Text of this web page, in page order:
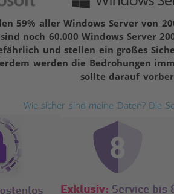
59% aller Windows Server von
noch 60.000 Windows Server
und stellen ein großes
werden die Bedrohungen
sollte darauf
Wie sicher sind meine Daten? Die